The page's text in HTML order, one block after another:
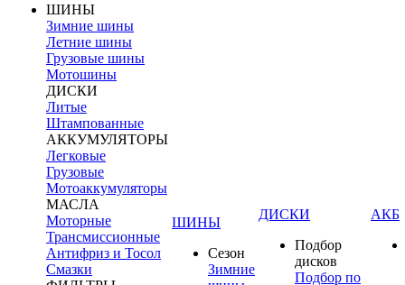
ШИНЫ
Зимние шины
Летние шины
Грузовые шины
Мотошины
ДИСКИ
Литые
Штампованные
АККУМУЛЯТОРЫ
Легковые
Грузовые
Мотоаккумуляторы
МАСЛА
Моторные
Трансмиссионные
Антифриз и Тосол
Смазки
ШИНЫ
Сезон
Зимние
ДИСКИ
Подбор
дисков
Подбор по
АКБ